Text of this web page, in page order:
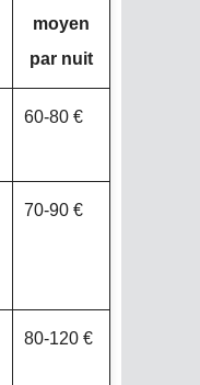
moyen
par nuit
60-80 €
70-90 €
80-120 €